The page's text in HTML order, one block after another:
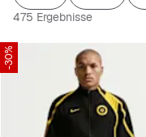
475 Ergebnisse
-30%